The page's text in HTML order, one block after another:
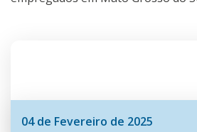
04 de Fevereiro de 2025